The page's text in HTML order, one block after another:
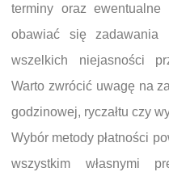
terminy oraz ewentualne
obawiać się
wszelkich niejasności
Warto zwrócić uwagę na
godzinowej, ryczałtu czy
Wybór metody płatności
wszystkim własnymi